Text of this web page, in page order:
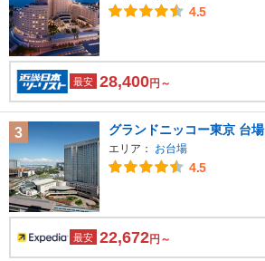
4.5
最安 28,400円～
3 グランドニッコー東京 台場
エリア： お台場
4.5
最安 22,672円～